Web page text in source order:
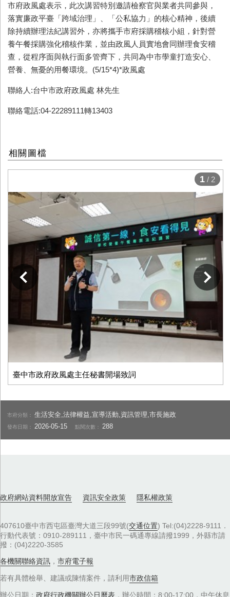
市府政風處表示，此次講習特別邀請檢察官與業者共同參與，
落實廉政平臺「跨域治理」、「公私協力」的核心精神，後續
除持續辦理法紀講習外，亦將攜手市府採購稽核小組，針對營
養午餐採購強化稽核作業，並由政風人員實地會同辦理食安稽
查，從程序面與執行面多管齊下，共同為中市學童打造安心、
營養、無憂的用餐環境。(5/15*4)*政風處
聯絡人:台中市政府政風處 林先生
聯絡電話:04-22289111轉13403
相關圖檔
臺中市政府政風處主任秘書開場致詞
下一張
1 / 2
市府分類：生活安全,法律權益,宣導活動,資訊管理,市長施政
發布日期： 2026-05-15 點閱次數： 288
政府網站資料開放宣告 資訊安全政策 隱私權政策
407610臺中市西屯區臺灣大道三段99號(交通位置) Tel:(04)2228-9111．
行動代表號：0910-289111，臺中市民一碼通專線請撥1999，外縣市請
撥：(04)2220-3585
各機關聯絡資訊 ， 市府電子報
若有具體檢舉、建議或陳情案件，請利用市政信箱
辦公日期： 政府行政機關辦公日曆表 ，辦公時間：8:00-17:00，中午休息